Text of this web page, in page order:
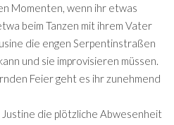
Momenten, wenn ihr etwas
beim Tanzen mit ihrem Vater
die engen Serpentinstraßen
und sie improvisieren müssen.
Feier geht es ihr zunehmend
die plötzliche Abwesenheit